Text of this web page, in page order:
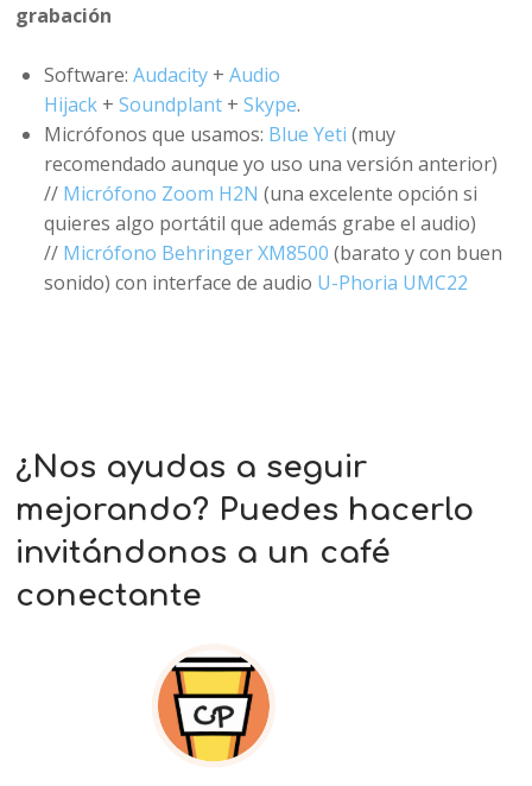
grabación
Software:Audacity +Audio
Hijack +Soundplant +Skype.
Micrófonos que usamos: Blue Yeti (muy
recomendado aunque yo uso una versión anterior)
// Micrófono Zoom H2N (una excelente opción si
quieres algo portátil que además grabe el audio)
// Micrófono Behringer XM8500 (barato y con buen
sonido) con interface de audio U-Phoria UMC22
¿Nos ayudas a seguir
mejorando? Puedes hacerlo
invitándonos a un café
conectante